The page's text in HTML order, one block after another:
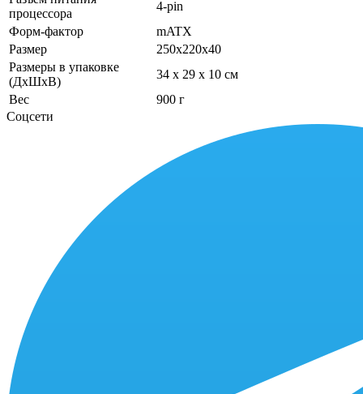
процессора
4-pin
Форм-фактор
mATX
Размер
250x220x40
Размеры в упаковке
(ДхШхВ)
34 x 29 x 10 см
Вес
900 г
Соцсети